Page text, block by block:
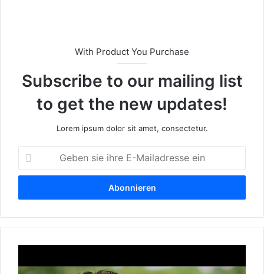
With Product You Purchase
Subscribe to our mailing list
to get the new updates!
Lorem ipsum dolor sit amet, consectetur.
b
n
i
h